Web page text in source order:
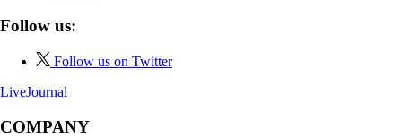
Follow us:
Follow us on Twitter
LiveJournal
COMPANY